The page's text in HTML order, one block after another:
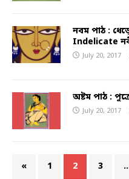
নবম পাঠ :
Indelicate
July 20, 2017
অষ্টম পাঠ :
July 20, 2017
« 1 2 3